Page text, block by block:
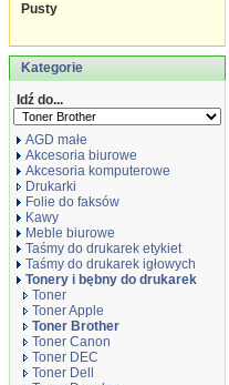
Pusty
Kategorie
Idź do...
AGD małe
Akcesoria biurowe
Akcesoria komputerowe
Drukarki
Folie do faksów
Kawy
Meble biurowe
Taśmy do drukarek etykiet
Taśmy do drukarek igłowych
Tonery i bębny do drukarek
Toner
Toner Apple
Toner Brother
Toner Canon
Toner DEC
Toner Dell